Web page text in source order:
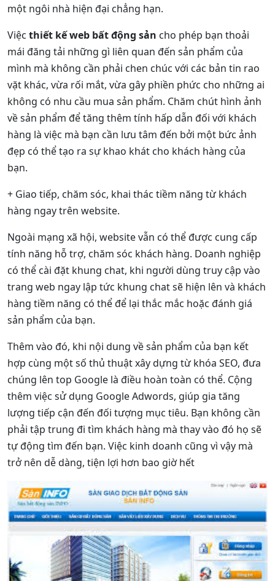
một ngôi nhà hiện đại chẳng hạn.
Việc thiết kế web bất động sản cho phép bạn thoải
mái đăng tải những gì liên quan đến sản phẩm của
mình mà không cần phải chen chúc với các bản tin rao
vặt khác, vừa rối mắt, vừa gây phiền phức cho những ai
không có nhu cầu mua sản phẩm. Chăm chút hình ảnh
về sản phẩm để tăng thêm tính hấp dẫn đối với khách
hàng là việc mà bạn cần lưu tâm đến bởi một bức ảnh
đẹp có thể tạo ra sự khao khát cho khách hàng của
bạn.
+ Giao tiếp, chăm sóc, khai thác tiềm năng từ khách
hàng ngay trên website.
Ngoài mạng xã hội, website vẫn có thể được cung cấp
tính năng hỗ trợ, chăm sóc khách hàng. Doanh nghiệp
có thể cài đặt khung chat, khi người dùng truy cập vào
trang web ngay lập tức khung chat sẽ hiện lên và khách
hàng tiềm năng có thể để lại thắc mắc hoặc đánh giá
sản phẩm của bạn.
Thêm vào đó, khi nội dung về sản phẩm của bạn kết
hợp cùng một số thủ thuật xây dựng từ khóa SEO, đưa
chúng lên top Google là điều hoàn toàn có thể. Cộng
thêm việc sử dụng Google Adwords, giúp gia tăng
lượng tiếp cận đến đối tượng mục tiêu. Bạn không cần
phải tập trung đi tìm khách hàng mà thay vào đó họ sẽ
tự động tìm đến bạn. Việc kinh doanh cũng vì vậy mà
trở nên dễ dàng, tiện lợi hơn bao giờ hết